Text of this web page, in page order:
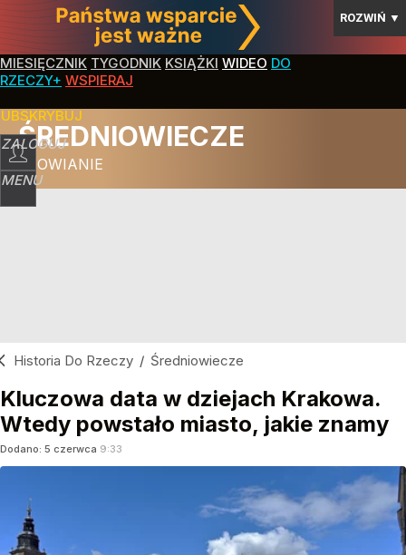
ROZWIŃ ▼
MIESIĘCZNIK TYGODNIK KSIĄŻKI WIDEO DO
RZECZY+ WSPIERAJ
ZALOGUJ
MENU
ŚREDNIOWIECZE
SŁOWIANIE
Historia Do Rzeczy / Średniowiecze
Kluczowa data w dziejach Krakowa.
Wtedy powstało miasto, jakie znamy
Dodano: 5 czerwca 9:33